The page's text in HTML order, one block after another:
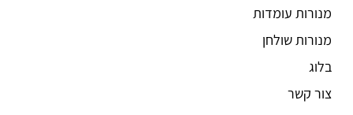
מנורות עומדות
מנורות שולחן
בלוג
צור קשר